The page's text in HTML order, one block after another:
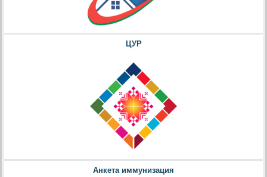
ЦУР
Анкета иммунизация